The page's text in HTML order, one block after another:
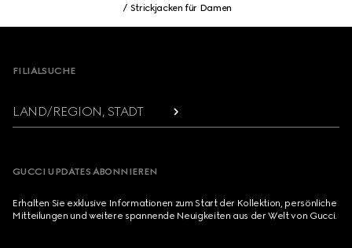
Strickjacken für Damen
FILIALSUCHE
LAND/REGION, STADT
GUCCI UPDATES ABONNIEREN
Erhalten Sie exklusive Informationen zum Start der Kollektion, persönliche
Mitteilungen und weitere spannende Neuigkeiten aus der Welt von Gucci.